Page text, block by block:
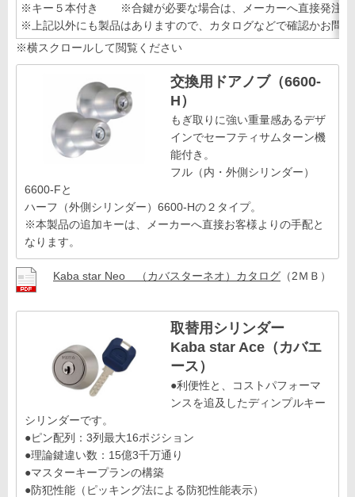
※キー５本付き ※合鍵が必要な場合は、メーカーへ直接発注と
※上記以外にも製品はありますので、カタログなどで確認かお問
※横スクロールして閲覧ください
交換用ドアノブ（6600-
H）
もぎ取りに強い重量感あるデザ
インでセーフティサムターン機
能付き。
フル（内・外側シリンダー）
6600-Fと
ハーフ（外側シリンダー）6600-Hの２タイプ。
※本製品の追加キーは、メーカーへ直接お客様よりの手配と
なります。
Kaba star Neo （カバスターネオ）カタログ （2ＭＢ）
取替用シリンダー
Kaba star Ace（カバエ
ース）
●利便性と、コストパフォーマ
ンスを追及したディンプルキー
シリンダーです。
●ピン配列：3列最大16ポジション
●理論鍵違い数：15億3千万通り
●マスターキープランの構築
●防犯性能（ピッキング法による防犯性能表示）